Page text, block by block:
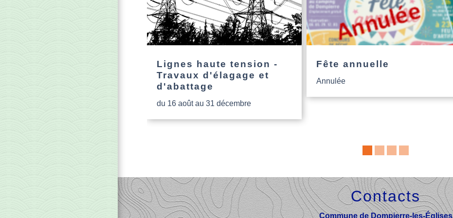
Lignes haute tension -
Travaux d'élagage et
d'abattage
du 16 août au 31 décembre
Fête annuelle
Annulée
Contacts
Commune de Dompierre-les-Églises